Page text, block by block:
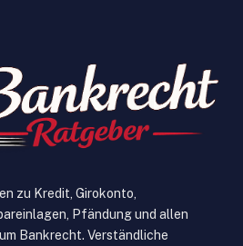
zu Kredit, Girokonto,
Pfändung und allen
Bankrecht. Verständliche